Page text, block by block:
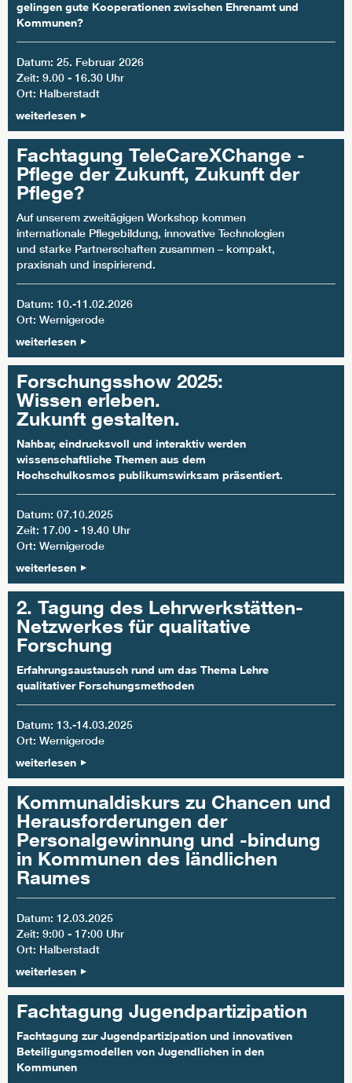
gelingen gute Kooperationen zwischen Ehrenamt und
Kommunen?
Datum: 25. Februar 2026
Zeit: 9.00 - 16.30 Uhr
Ort: Halberstadt
weiterlesen
Fachtagung TeleCareXChange -
Pflege der Zukunft, Zukunft der
Pflege?
Auf unserem zweitägigen Workshop kommen
internationale Pflegebildung, innovative Technologien
und starke Partnerschaften zusammen – kompakt,
praxisnah und inspirierend.
Datum: 10.-11.02.2026
Ort: Wernigerode
weiterlesen
Forschungsshow 2025:
Wissen erleben.
Zukunft gestalten.
Nahbar, eindrucksvoll und interaktiv werden
wissenschaftliche Themen aus dem
Hochschulkosmos publikumswirksam präsentiert.
Datum: 07.10.2025
Zeit: 17.00 - 19.40 Uhr
Ort: Wernigerode
weiterlesen
2. Tagung des Lehrwerkstätten-
Netzwerkes für qualitative
Forschung
Erfahrungsaustausch rund um das Thema Lehre
qualitativer Forschungsmethoden
Datum: 13.-14.03.2025
Ort: Wernigerode
weiterlesen
Kommunaldiskurs zu Chancen und
Herausforderungen der
Personalgewinnung und -bindung
in Kommunen des ländlichen
Raumes
Datum: 12.03.2025
Zeit: 9:00 - 17:00 Uhr
Ort: Halberstadt
weiterlesen
Fachtagung Jugendpartizipation
Fachtagung zur Jugendpartizipation und innovativen
Beteiligungsmodellen von Jugendlichen in den
Kommunen